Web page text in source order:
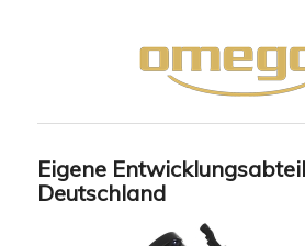
Eigene
Deutschland